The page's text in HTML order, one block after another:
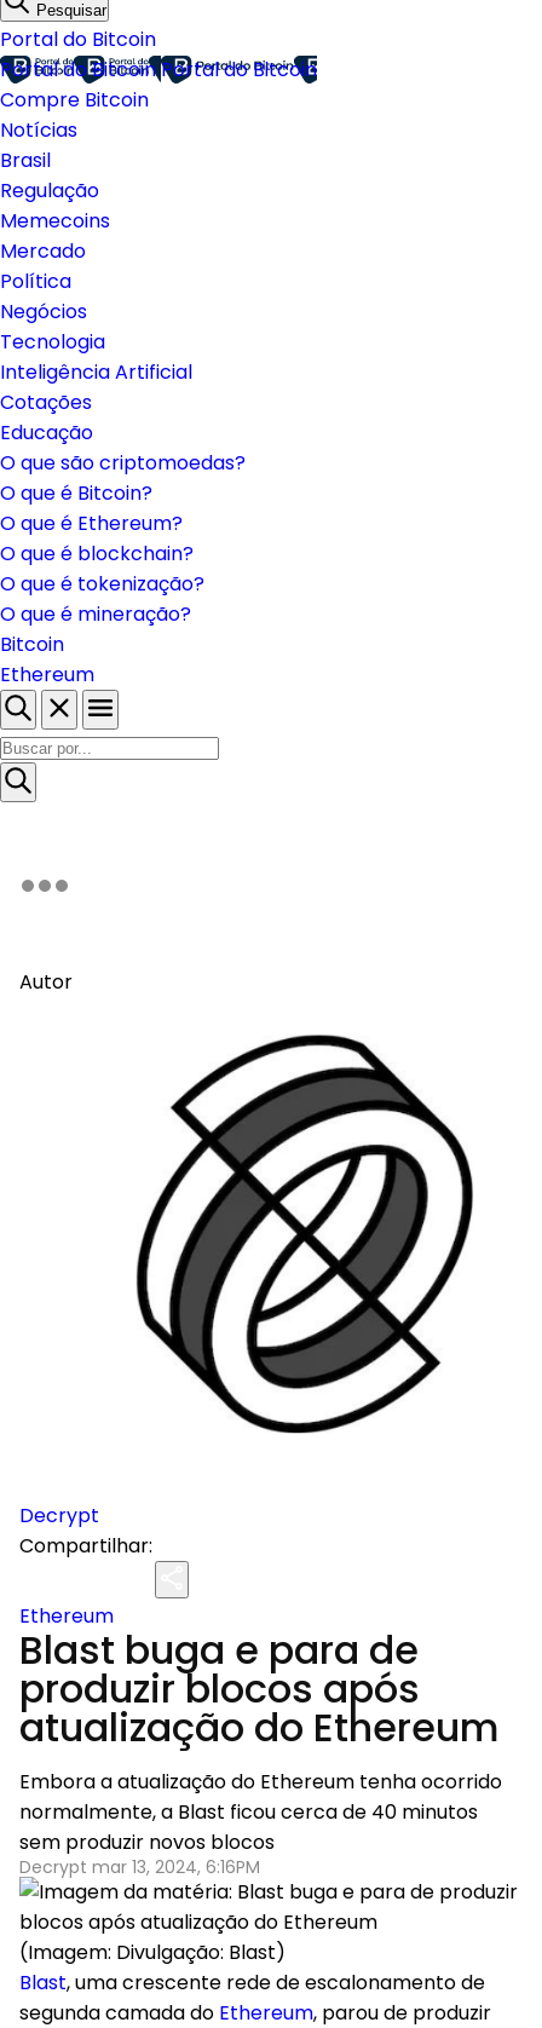
Pesquisar
Portal do Bitcoin
Portal do BitcoinPortal do Bitcoin
Compre Bitcoin
Notícias
Brasil
Regulação
Memecoins
Mercado
Política
Negócios
Tecnologia
Inteligência Artificial
Cotações
Educação
O que são criptomoedas?
O que é Bitcoin?
O que é Ethereum?
O que é blockchain?
O que é tokenização?
O que é mineração?
Bitcoin
Ethereum
Autor
Decrypt
Compartilhar:
Ethereum
Blast buga e para de
produzir blocos após
atualização do Ethereum
Embora a atualização do Ethereum tenha ocorrido
normalmente, a Blast ficou cerca de 40 minutos
sem produzir novos blocos
Decrypt mar 13, 2024, 6:16PM
(Imagem: Divulgação: Blast)
Blast, uma crescente rede de escalonamento de
segunda camada do Ethereum, parou de produzir